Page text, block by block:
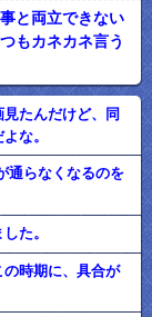
と両立できない
もカネカネ言う
たんだけど、同
な。
通らなくなるのを
た。
時期に、具合が